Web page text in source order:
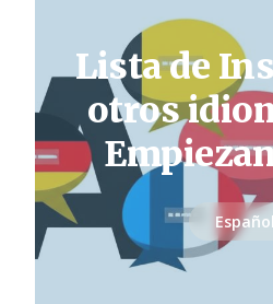
Lista de
otros
Español